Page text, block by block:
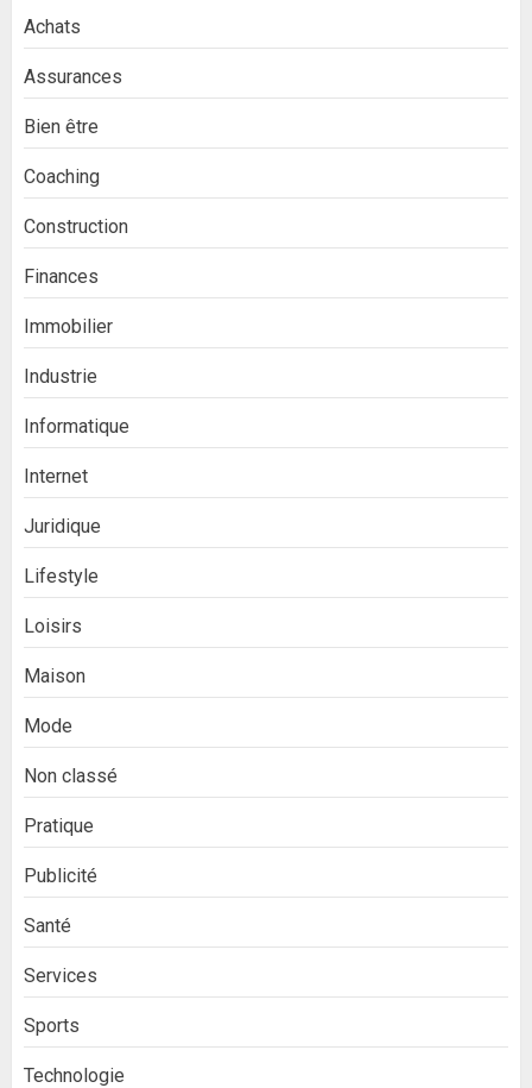
Achats
Assurances
Bien être
Coaching
Construction
Finances
Immobilier
Industrie
Informatique
Internet
Juridique
Lifestyle
Loisirs
Maison
Mode
Non classé
Pratique
Publicité
Santé
Services
Sports
Technologie